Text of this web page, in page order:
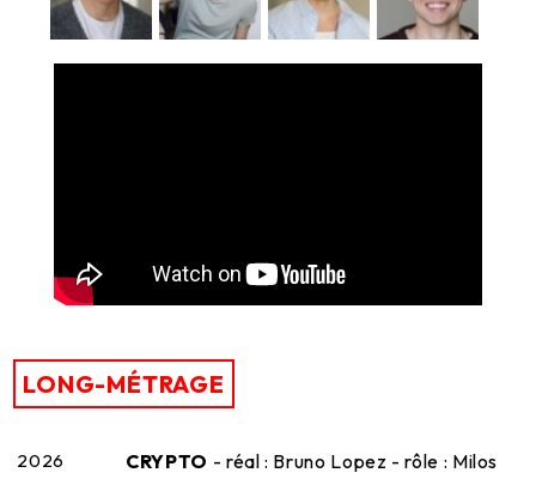
LONG-MÉTRAGE
2026 CRYPTO - réal : Bruno Lopez - rôle : Milos